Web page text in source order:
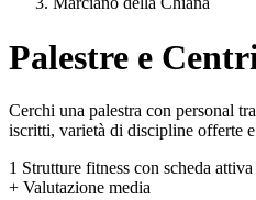
Palestre e
Cerchi una palestra con personal
iscritti, varietà di discipline offerte
1 Strutture fitness con scheda
+ Valutazione media